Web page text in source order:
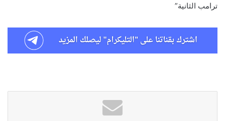
ترامب الثانية”